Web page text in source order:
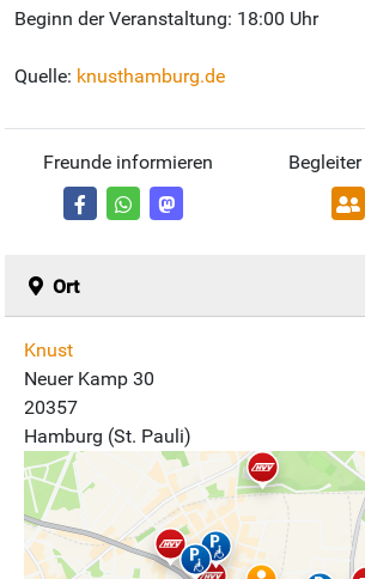
Beginn der Veranstaltung: 18:00 Uhr
Quelle: knusthamburg.de
Freunde informieren
Ort
Knust
Neuer Kamp 30
20357
Hamburg (St. Pauli)